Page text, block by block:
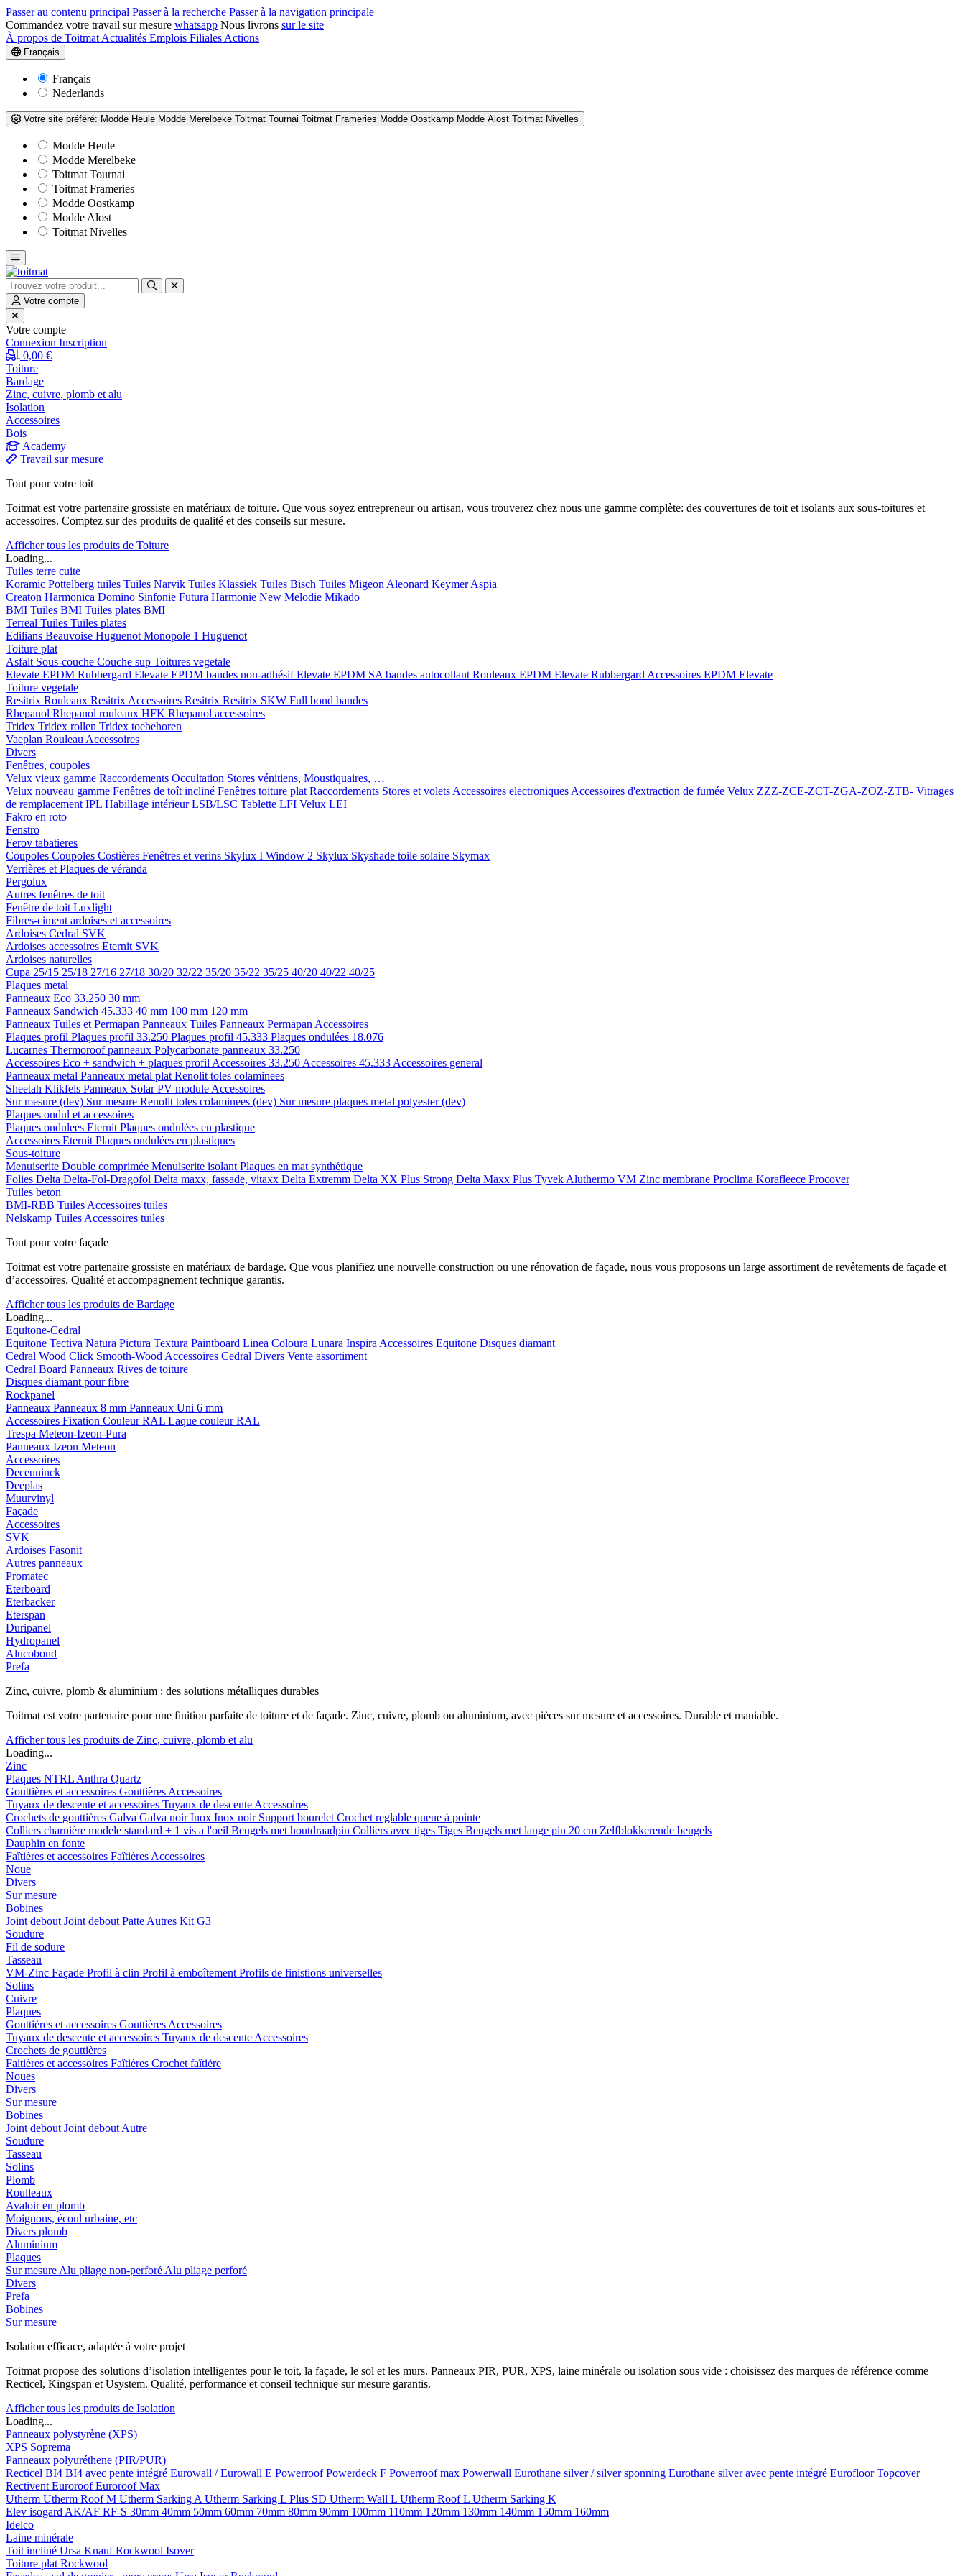
Passer au contenu principal Passer à la recherche Passer à la navigation principale
Commandez votre travail sur mesure whatsapp Nous livrons sur le site
À propos de Toitmat Actualités Emplois Filiales Actions
Français
Français
Nederlands
Votre site préféré: Modde Heule Modde Merelbeke Toitmat Tournai Toitmat Frameries Modde Oostkamp Modde Alost Toitmat Nivelles
Modde Heule
Modde Merelbeke
Toitmat Tournai
Toitmat Frameries
Modde Oostkamp
Modde Alost
Toitmat Nivelles
Votre compte
Votre compte
Connexion Inscription
0,00 €
Toiture
Bardage
Zinc, cuivre, plomb et alu
Isolation
Accessoires
Bois
Academy
Travail sur mesure
Tout pour votre toit
Toitmat est votre partenaire grossiste en matériaux de toiture. Que vous soyez entrepreneur ou artisan, vous trouverez chez nous une gamme complète: des couvertures de toit et isolants aux sous-toitures et
accessoires. Comptez sur des produits de qualité et des conseils sur mesure.
Afficher tous les produits de Toiture
Loading...
Tuiles terre cuite
Koramic Pottelberg tuiles Tuiles Narvik Tuiles Klassiek Tuiles Bisch Tuiles Migeon Aleonard KeymerAspia
Creaton Harmonica Domino Sinfonie Futura Harmonie New Melodie Mikado
BMI Tuiles BMI Tuiles plates BMI
Terreal Tuiles Tuiles plates
Edilians Beauvoise Huguenot Monopole 1 Huguenot
Toiture plat
Asfalt Sous-couche Couche sup Toitures vegetale
Elevate EPDM Rubbergard Elevate EPDM bandes non-adhésifElevate EPDM SA bandes autocollant Rouleaux EPDM Elevate Rubbergard Accessoires EPDM Elevate
Toiture vegetale
Resitrix Rouleaux Resitrix Accessoires Resitrix Resitrix SKW Full bond bandes
Rhepanol Rhepanol rouleaux HFK Rhepanol accessoires
Tridex Tridex rollen Tridex toebehoren
Vaeplan Rouleau Accessoires
Divers
Fenêtres, coupoles
Velux vieux gamme Raccordements Occultation Stores vénitiens, Moustiquaires, …
Velux nouveau gamme Fenêtres de toît incliné Fenêtres toiture plat Raccordements Stores et volets Accessoires electroniques Accessoires d'extraction de fumée Velux ZZZ-ZCE-ZCT-ZGA-ZOZ-ZTB- Vitrages
de remplacement IPL Habillage intérieur LSB/LSC Tablette LFI Velux LEI
Fakro en roto
Fenstro
Ferov tabatieres
Coupoles Coupoles Costières Fenêtres et verins Skylux I Window 2 Skylux Skyshade toile solaire Skymax
Verrières et Plaques de véranda
Pergolux
Autres fenêtres de toit
Fenêtre de toit Luxlight
Fibres-ciment ardoises et accessoires
Ardoises Cedral SVK
Ardoises accessoires Eternit SVK
Ardoises naturelles
Cupa 25/15 25/18 27/16 27/18 30/20 32/22 35/20 35/22 35/25 40/20 40/22 40/25
Plaques metal
Panneaux Eco 33.250 30 mm
Panneaux Sandwich 45.333 40 mm 100 mm 120 mm
Panneaux Tuiles et Permapan Panneaux Tuiles Panneaux Permapan Accessoires
Plaques profil Plaques profil 33.250 Plaques profil 45.333 Plaques ondulées 18.076
Lucarnes Thermoroof panneaux Polycarbonate panneaux 33.250
Accessoires Eco + sandwich + plaques profil Accessoires 33.250 Accessoires 45.333 Accessoires general
Panneaux metal Panneaux metal plat Renolit toles colaminees
Sheetah Klikfels Panneaux Solar PV module Accessoires
Sur mesure (dev) Sur mesure Renolit toles colaminees (dev) Sur mesure plaques metal polyester (dev)
Plaques ondul et accessoires
Plaques ondulees Eternit Plaques ondulées en plastique
Accessoires Eternit Plaques ondulées en plastiques
Sous-toiture
Menuiserite Double comprimée Menuiserite isolant Plaques en mat synthétique
Folies Delta Delta-Fol-Dragofol Delta maxx, fassade, vitaxx Delta Extremm Delta XX Plus Strong Delta Maxx Plus Tyvek Aluthermo VM Zinc membrane Proclima Korafleece Procover
Tuiles beton
BMI-RBB Tuiles Accessoires tuiles
Nelskamp Tuiles Accessoires tuiles
Tout pour votre façade
Toitmat est votre partenaire grossiste en matériaux de bardage. Que vous planifiez une nouvelle construction ou une rénovation de façade, nous vous proposons un large assortiment de revêtements de façade et
d’accessoires. Qualité et accompagnement technique garantis.
Afficher tous les produits de Bardage
Loading...
Equitone-Cedral
Equitone Tectiva Natura Pictura Textura Paintboard Linea Coloura Lunara Inspira Accessoires Equitone Disques diamant
Cedral Wood Click Smooth-Wood Accessoires Cedral Divers Vente assortiment
Cedral Board Panneaux Rives de toiture
Disques diamant pour fibre
Rockpanel
Panneaux Panneaux 8 mm Panneaux Uni 6 mm
Accessoires Fixation Couleur RAL Laque couleur RAL
Trespa Meteon-Izeon-Pura
Panneaux Izeon Meteon
Accessoires
Deceuninck
Deeplas
Muurvinyl
Façade
Accessoires
SVK
Ardoises Fasonit
Autres panneaux
Promatec
Eterboard
Eterbacker
Eterspan
Duripanel
Hydropanel
Alucobond
Prefa
Zinc, cuivre, plomb & aluminium : des solutions métalliques durables
Toitmat est votre partenaire pour une finition parfaite de toiture et de façade. Zinc, cuivre, plomb ou aluminium, avec pièces sur mesure et accessoires. Durable et maniable.
Afficher tous les produits de Zinc, cuivre, plomb et alu
Loading...
Zinc
Plaques NTRL Anthra Quartz
Gouttières et accessoires Gouttières Accessoires
Tuyaux de descente et accessoires Tuyaux de descente Accessoires
Crochets de gouttières Galva Galva noirInox Inox noir Support bourelet Crochet reglable queue à pointe
Colliers charnière modele standard + 1 vis a l'oeil Beugels met houtdraadpin Colliers avec tiges Tiges Beugels met lange pin 20 cm Zelfblokkerende beugels
Dauphin en fonte
Faîtières et accessoires Faîtières Accessoires
Noue
Divers
Sur mesure
Bobines
Joint debout Joint debout Patte Autres Kit G3
Soudure
Fil de sodure
Tasseau
VM-Zinc Façade Profil à clin Profil à emboîtement Profils de finistions universelles
Solins
Cuivre
Plaques
Gouttières et accessoires Gouttières Accessoires
Tuyaux de descente et accessoires Tuyaux de descente Accessoires
Crochets de gouttières
Faitières et accessoires Faîtières Crochet faîtière
Noues
Divers
Sur mesure
Bobines
Joint debout Joint debout Autre
Soudure
Tasseau
Solins
Plomb
Roulleaux
Avaloir en plomb
Moignons, écoul urbaine, etc
Divers plomb
Aluminium
Plaques
Sur mesure Alu pliage non-perforé Alu pliage perforé
Divers
Prefa
Bobines
Sur mesure
Isolation efficace, adaptée à votre projet
Toitmat propose des solutions d’isolation intelligentes pour le toit, la façade, le sol et les murs. Panneaux PIR, PUR, XPS, laine minérale ou isolation sous vide : choisissez des marques de référence comme
Recticel, Kingspan et Usystem. Qualité, performance et conseil technique sur mesure garantis.
Afficher tous les produits de Isolation
Loading...
Panneaux polystyrène (XPS)
XPS Soprema
Panneaux polyuréthene (PIR/PUR)
Recticel BI4 BI4 avec pente intégré Eurowall / Eurowall E PowerroofPowerdeck F Powerroof max Powerwall Eurothane silver / silver sponning Eurothane silver avec pente intégré EurofloorTopcover
Rectivent EuroroofEuroroof Max
Utherm Utherm Roof M Utherm Sarking A Utherm Sarking L Plus SD Utherm Wall L Utherm Roof L Utherm Sarking K
Elev isogard AK/AF RF-S 30mm 40mm 50mm 60mm 70mm 80mm 90mm 100mm 110mm 120mm 130mm 140mm 150mm 160mm
Idelco
Laine minérale
Toit incliné Ursa KnaufRockwool Isover
Toiture plat Rockwool